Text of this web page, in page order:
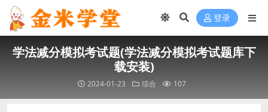
登录
学法减分模拟考试题(学法减分模拟考试题库下
载安装)
2024-01-23 综合 107